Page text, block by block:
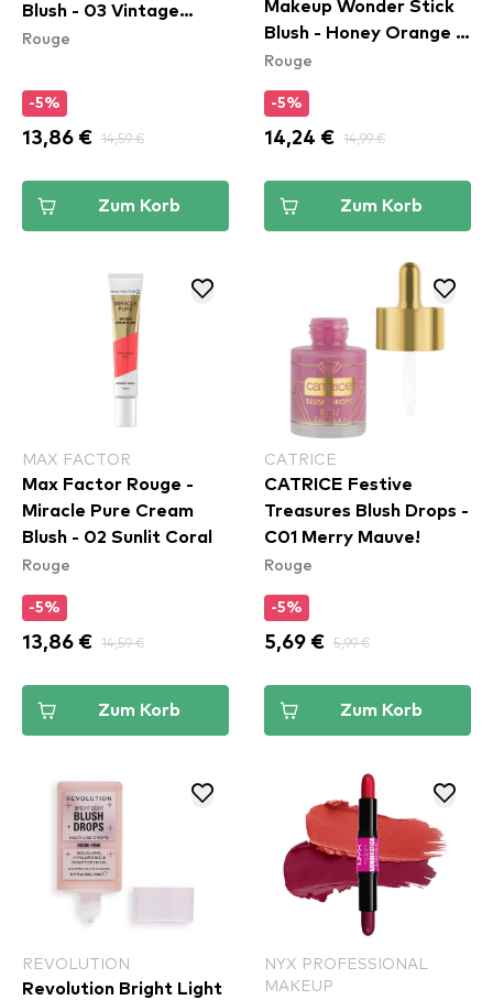
Blush - 03 Vintage
Peony
Rouge
-5%
13,86 € 14,59 €
Zum Korb
Makeup Wonder Stick
Blush - Honey Orange &
Rose (WSB02)
Rouge
-5%
14,24 € 14,99 €
Zum Korb
MAX FACTOR
Max Factor Rouge -
Miracle Pure Cream
Blush - 02 Sunlit Coral
Rouge
-5%
13,86 € 14,59 €
Zum Korb
CATRICE
CATRICE Festive
Treasures Blush Drops -
C01 Merry Mauve!
Rouge
-5%
5,69 € 5,99 €
Zum Korb
REVOLUTION
Revolution Bright Light
NYX PROFESSIONAL
MAKEUP